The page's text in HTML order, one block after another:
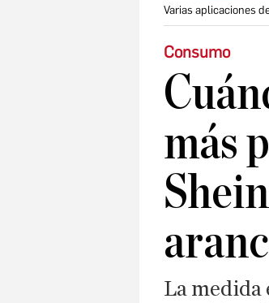
Varias aplicaciones
Consumo
más
La medida